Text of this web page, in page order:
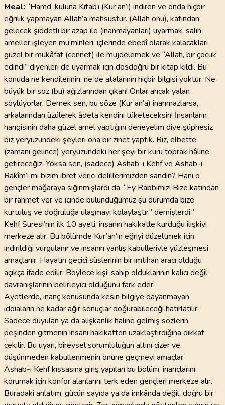
Meal: “Hamd, kuluna Kitab’ı (Kur’an’ı) indiren ve onda hiçbir
eğrilik yapmayan Allah’a mahsustur. (Allah onu), katından
gelecek şiddetli bir azap ile (inanmayanları) uyarmak, salih
ameller işleyen mü’minleri, içlerinde ebedî olarak kalacakları
güzel bir mükâfat (cennet) ile müjdelemek ve “Allah, bir çocuk
edindi” diyenleri de uyarmak için dosdoğru bir kitap kıldı. Bu
konuda ne kendilerinin, ne de atalarının hiçbir bilgisi yoktur. Ne
büyük bir söz (bu) ağızlarından çıkan! Onlar ancak yalan
söylüyorlar. Demek sen, bu söze (Kur’an’a) inanmazlarsa,
arkalarından üzülerek âdeta kendini tüketeceksin! İnsanların
hangisinin daha güzel amel yaptığını deneyelim diye şüphesiz
biz yeryüzündeki şeyleri ona bir zinet yaptık. Biz, elbette
(zamanı gelince) yeryüzündeki her şeyi bir kuru toprak hâline
getireceğiz. Yoksa sen, (sadece) Ashab-ı Kehf ve Ashab-ı
Rakîm’i mi bizim ibret verici delillerimizden sandın? Hani o
gençler mağaraya sığınmışlardı da, “Ey Rabbimiz! Bize katından
bir rahmet ver ve içinde bulunduğumuz şu durumda bize
kurtuluş ve doğruluğa ulaşmayı kolaylaştır” demişlerdi.”
Kehf Suresi’nin ilk 10 ayeti, insanın hakikatle kurduğu ilişkiyi
merkeze alır. Bu bölümde Kur’an’ın eğriyi düzeltmek için
indirildiği vurgulanır ve insanın yanlış kabulleriyle yüzleşmesi
amaçlanır. Hayatın geçici süslerinin bir imtihan aracı olduğu
açıkça ifade edilir. Böylece kişi, sahip olduklarının kalıcı değil,
davranışlarının belirleyici olduğunu fark eder.
Ayetlerde, inanç konusunda kesin bilgiye dayanmayan
iddiaların ne kadar ağır sonuçlar doğurabileceği hatırlatılır.
Sadece duyulan ya da alışkanlık haline gelmiş sözlerin
peşinden gitmenin insanı hakikatten uzaklaştırdığına dikkat
çekilir. Bu uyarı, bireysel sorumluluğun altını çizer ve
düşünmeden kabullenmenin önüne geçmeyi amaçlar.
Ashab-ı Kehf kıssasına giriş yapılan bu bölüm, inançlarını
korumak için konfor alanlarını terk eden gençleri merkeze alır.
Buradaki anlatım, gücün sayıda ya da imkânda değil, doğru bir